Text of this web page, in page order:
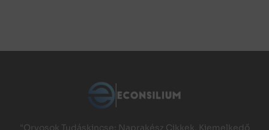
"Orvosok Tudáskincse: Naprakész Cikkek, Kiemelkedő